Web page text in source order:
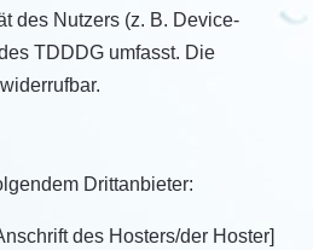
des Nutzers (z. B. Device-
TDDDG umfasst. Die
Drittanbieter:
des Hosters/der Hoster]